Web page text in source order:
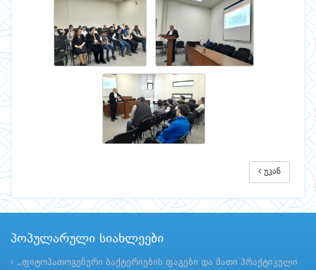
უკან
პოპულარული სიახლეები
„ფიტოპათოგენური ბაქტერიების ფაგები და მათი პრაქტიკული